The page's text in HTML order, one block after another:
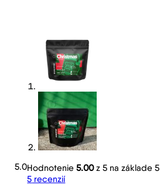
5.0Hodnotenie5.00z 5 na základe5
5 recenzií